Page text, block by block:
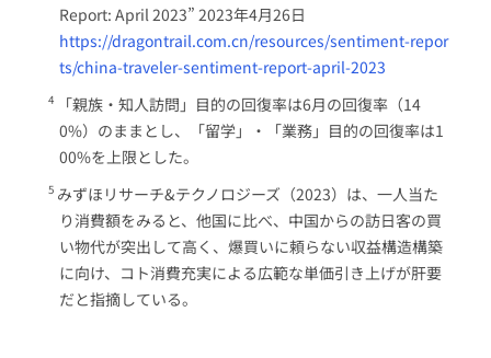
Report: April 2023” 2023年4月26日
https://dragontrail.com.cn/resources/sentiment-repor
ts/china-traveler-sentiment-report-april-2023
「親族・知人訪問」目的の回復率は6月の回復率（14
0%）のままとし、「留学」・「業務」目的の回復率は1
00%を上限とした。
みずほリサーチ&テクノロジーズ（2023）は、一人当た
り消費額をみると、他国に比べ、中国からの訪日客の買
い物代が突出して高く、爆買いに頼らない収益構造構築
に向け、コト消費充実による広範な単価引き上げが肝要
だと指摘している。